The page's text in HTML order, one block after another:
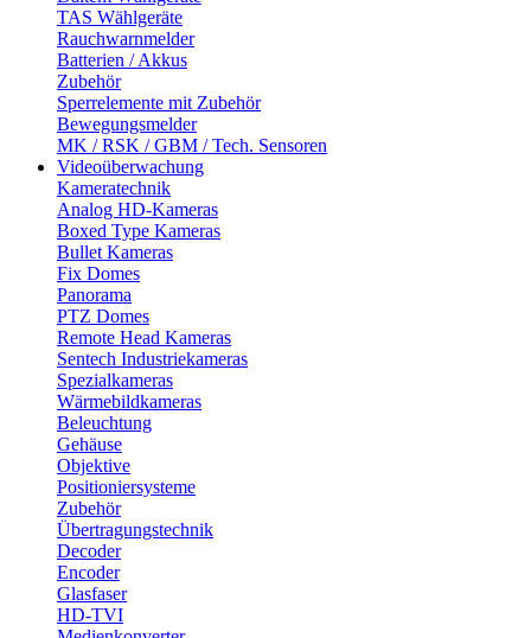
TAS Wählgeräte
Rauchwarnmelder
Batterien / Akkus
Zubehör
Sperrelemente mit Zubehör
Bewegungsmelder
MK / RSK / GBM / Tech. Sensoren
Videoüberwachung
Kameratechnik
Analog HD-Kameras
Boxed Type Kameras
Bullet Kameras
Fix Domes
Panorama
PTZ Domes
Remote Head Kameras
Sentech Industriekameras
Spezialkameras
Wärmebildkameras
Beleuchtung
Gehäuse
Objektive
Positioniersysteme
Zubehör
Übertragungstechnik
Decoder
Encoder
Glasfaser
HD-TVI